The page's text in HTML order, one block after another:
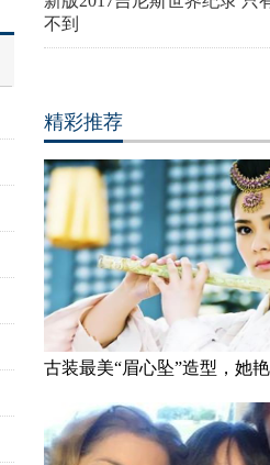
不到
精彩推荐
古装最美“眉心坠”造型，她